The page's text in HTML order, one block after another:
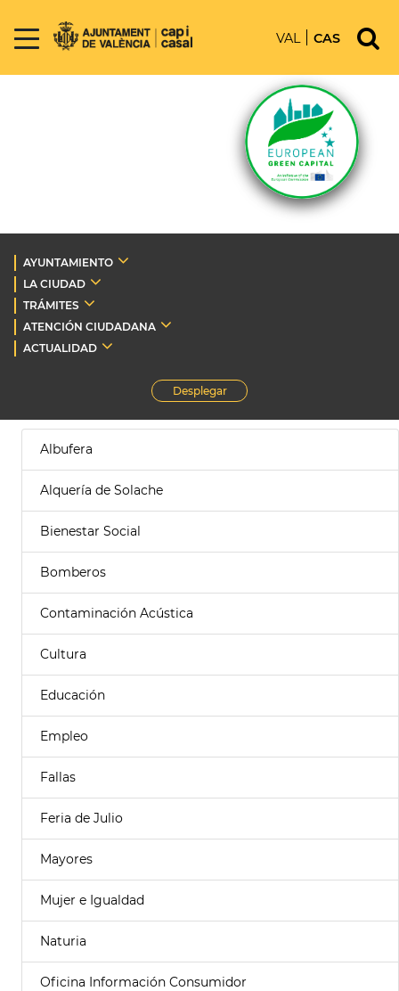
VAL CAS
AYUNTAMIENTO
LA CIUDAD
TRÁMITES
ATENCIÓN CIUDADANA
ACTUALIDAD
Desplegar
Albufera
Alquería de Solache
Bienestar Social
Bomberos
Contaminación Acústica
Cultura
Educación
Empleo
Fallas
Feria de Julio
Mayores
Mujer e Igualdad
Naturia
Oficina Información Consumidor